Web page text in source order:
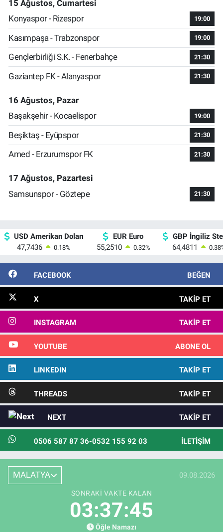
15 Ağustos, Cumartesi
Konyaspor - Rizespor
19:00
Kasımpaşa - Trabzonspor 19:00
Gençlerbirliği S.K. - Fenerbahçe 21:30
Gaziantep FK - Alanyaspor 21:30
16 Ağustos, Pazar
Başakşehir - Kocaelispor
19:00
Beşiktaş - Eyüpspor 21:30
Amed - Erzurumspor FK 21:30
17 Ağustos, Pazartesi
Samsunspor - Göztepe
21:30
USD Amerikan Doları
47,7436
0.18%
EUR Euro
55,2510
0.32%
GBP İngiliz
64,4811
0.38
FACEBOOK BEĞEN
X TAKIP ET
INSTAGRAM TAKIP ET
YOUTUBE ABONE OL
LINKEDIN TAKIP ET
THREADS TAKIP ET
NEXT TAKIP ET
0506 587 87 36-0532 155 92 03 İLETIŞIM
MALATYA 09.08.2026
SONRAKI VAKTE KALAN
03:37:43
Öğle Namazı